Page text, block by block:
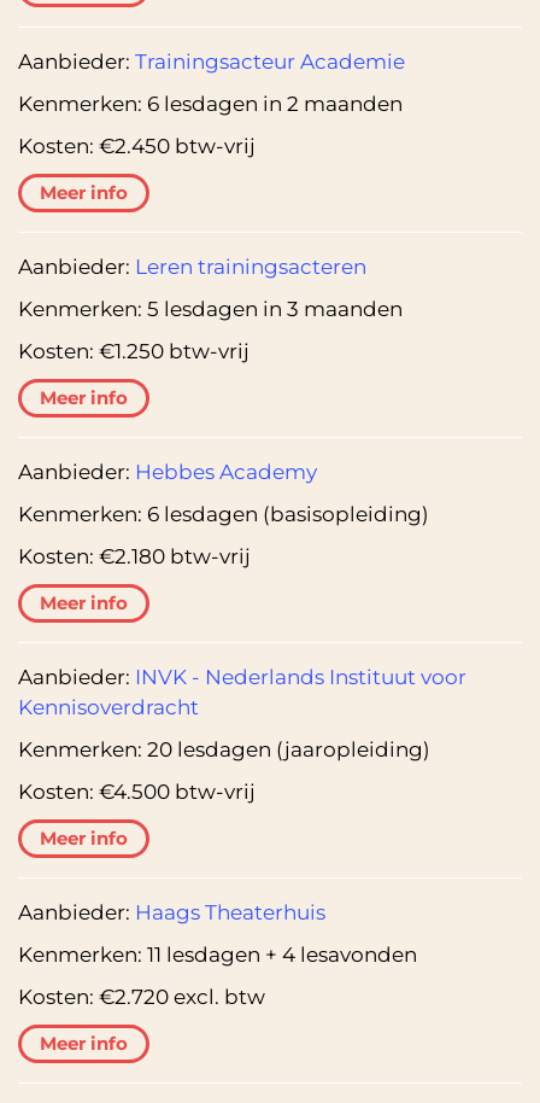
Aanbieder: Trainingsacteur Academie
Kenmerken: 6 lesdagen in 2 maanden
Kosten: €2.450 btw-vrij
Meer info
Aanbieder: Leren trainingsacteren
Kenmerken: 5 lesdagen in 3 maanden
Kosten: €1.250 btw-vrij
Meer info
Aanbieder: Hebbes Academy
Kenmerken: 6 lesdagen (basisopleiding)
Kosten: €2.180 btw-vrij
Meer info
Aanbieder: INVK - Nederlands Instituut voor
Kennisoverdracht
Kenmerken: 20 lesdagen (jaaropleiding)
Kosten: €4.500 btw-vrij
Meer info
Aanbieder: Haags Theaterhuis
Kenmerken: 11 lesdagen + 4 lesavonden
Kosten: €2.720 excl. btw
Meer info